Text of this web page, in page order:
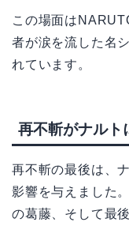
この場面は
者が涙を流した名
れています。
再不斬がナルト
再不斬の最後は、
影響を与えました
の葛藤、そして最